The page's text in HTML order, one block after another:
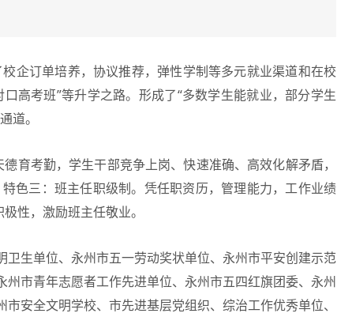
订单培养，协议推荐，弹性学制等多元就业渠道和在校
高考班”等升学之路。形成了“多数学生能就业，部分学生
道。
考勤，学生干部竞争上岗、快速准确、高效化解矛盾，
色三：班主任职级制。凭任职资历，管理能力，工作业绩
性，激励班主任敬业。
卫生单位、永州市五一劳动奖状单位、永州市平安创建示范
市青年志愿者工作先进单位、永州市五四红旗团委、永州
安全文明学校、市先进基层党组织、综治工作优秀单位、